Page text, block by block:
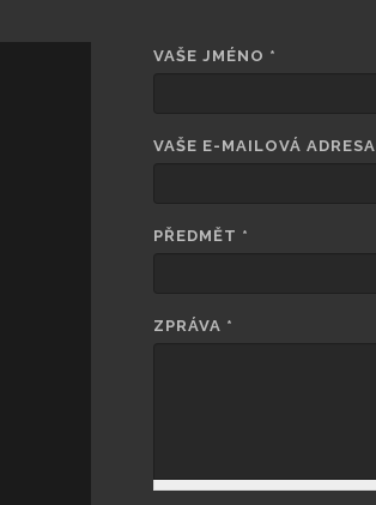
VAŠE JMÉNO *
VAŠE E-MAILOVÁ ADRESA
PŘEDMĚT *
ZPRÁVA *